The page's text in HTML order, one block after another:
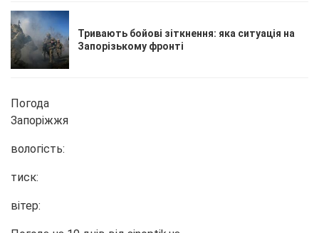
Тривають бойові зіткнення: яка ситуація на
Запорізькому фронті
Погода
Запоріжжя
вологість:
тиск:
вітер: